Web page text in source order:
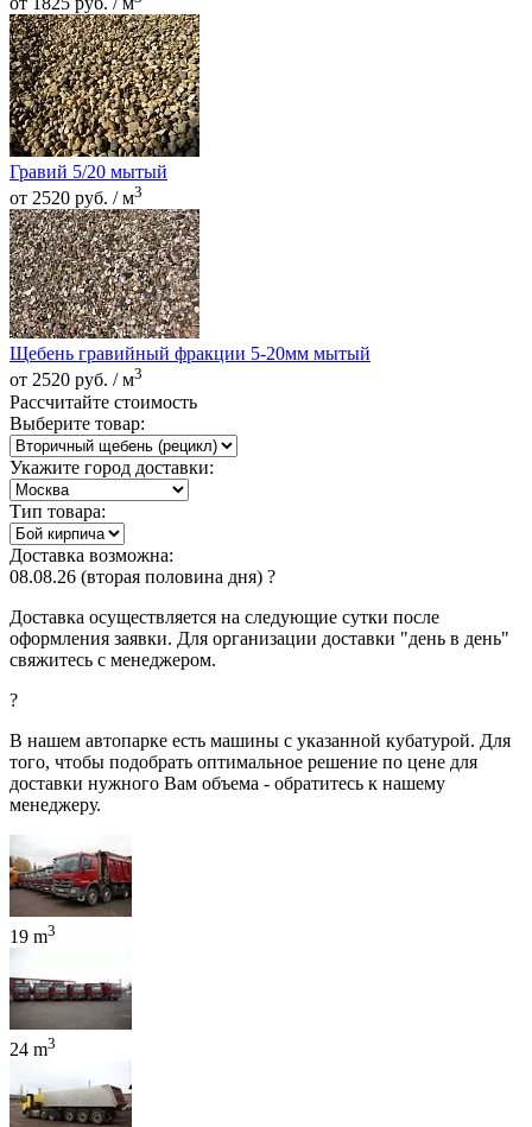
Гравий 5/20 мытый
от 2520 руб. / м3
Щебень гравийный фракции 5-20мм мытый
от 2520 руб. / м3
Рассчитайте стоимость
Выберите товар:
Укажите город доставки:
Тип товара:
Доставка возможна:
08.08.26 (вторая половина дня) ?
Доставка осуществляется на следующие сутки после
оформления заявки. Для организации доставки "день в день"
свяжитесь с менеджером.
?
В нашем автопарке есть машины с указанной кубатурой. Для
того, чтобы подобрать оптимальное решение по цене для
доставки нужного Вам объема - обратитесь к нашему
менеджеру.
19 m3
24 m3